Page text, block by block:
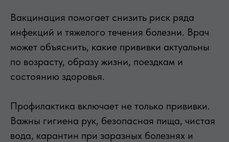
Вакцинация помогает снизить риск ряда
инфекций и тяжелого течения болезни. Врач
может объяснить, какие прививки актуальны
по возрасту, образу жизни, поездкам и
состоянию здоровья.
Профилактика включает не только прививки.
Важны гигиена рук, безопасная пища, чистая
вода, карантин при заразных болезнях и